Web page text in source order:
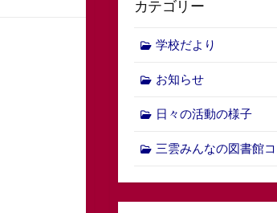
カテゴリー
学校だより
お知らせ
日々の活動の様子
三雲みんなの図書館